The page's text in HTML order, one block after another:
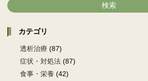
検索
カテゴリ
透析治療 (87)
症状・対処法 (87)
食事・栄養 (42)